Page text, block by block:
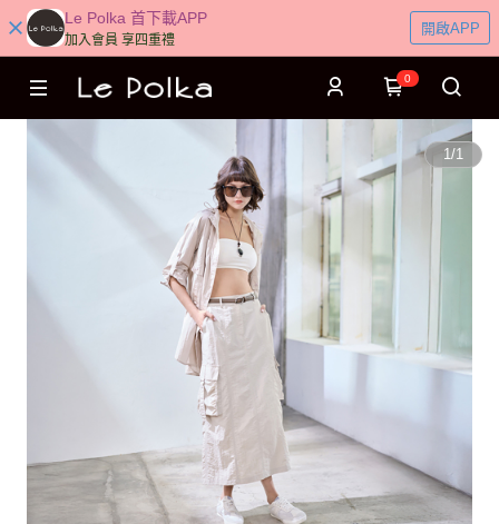
Le Polka 首下載APP
加入會員 享四重禮
開啟APP
0
1/1